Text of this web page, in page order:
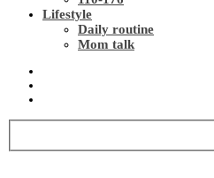
Lifestyle
Daily routine
Mom talk